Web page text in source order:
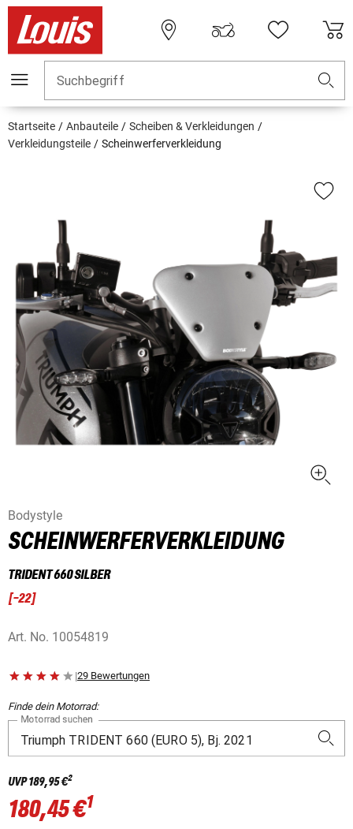
Suchbegriff
Startseite Anbauteile
Scheiben & Verkleidungen
Verkleidungsteile
Scheinwerferverkleidung
Bodystyle
SCHEINWERFERVERKLEIDUNG
TRIDENT 660 SILBER
[-22]
Art. No. 10054819
|29 Bewertungen
Finde dein Motorrad:
Motorrad suchen
UVP189,95 €2
180,45 €1